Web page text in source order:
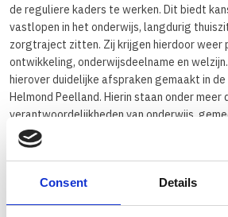
Consent Details
de reguliere kaders te werken. Dit biedt
vastlopen in het onderwijs, langdurig
zorgtraject zitten. Zij krijgen hierdoor weer
ontwikkeling, onderwijsdeelname en
hierover duidelijke afspraken gemaakt in de
Helmond Peelland. Hierin staan onder meer
verantwoordelijkheden van onderwijs,
beschreven, evenals afspraken over
MKD de Mikkel (Multidisciplinaire
veilige, gestructureerde en kleinschalige